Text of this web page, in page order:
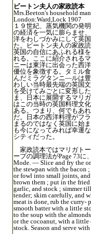
ビートン夫人の家政読本
Mrs.Beeton's household
London:Ward,Lock 1907
１９世紀、蒸気機関の発
の経済を一気に膨らませ
洋をわしづかみにして英
た。ビートン夫人の家政
英国の自信にあふれる様
れる。ここに紹介される
ニーは東洋に出会った西
優位を象徴する。タミル
んだミラグタンニ―ルは
わしい当時最先端の英国
を受けてみごとに変形し
ま、日本に展開するマリ
はこの当時の英国料理文
ある。つまり、何でもあ
だ。日本の西洋料理がフ
まるのではなく英国に始
も今になってみれば幸運
シティだった。
家政読本ではマリガト
ープの調理法がPage 73に
Mode. — Slice and fry the
the stewpan with the bacon
or fowl into small joints,
brown them ; put in the
garlic, and stock ; simmer
tender; skim carefully, and
meat is done, rub the curry-
smooth batter with a little
to the soup with the
or the cocoanut, with a little
stock. Season and serve